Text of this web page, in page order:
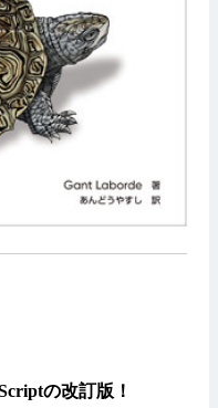
の改訂版！